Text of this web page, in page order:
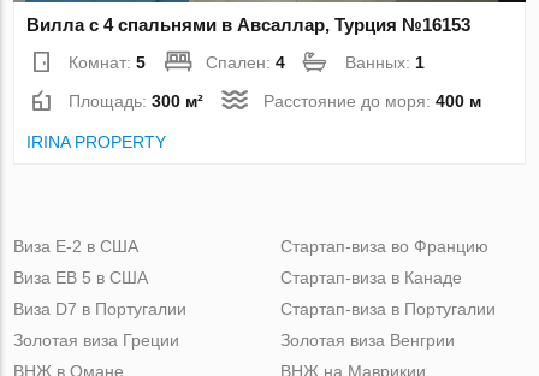
Вилла с 4 спальнями в Авсаллар, Турция №16153
Комнат:5 Спален:4 Ванных: 1
Площадь:300 м² Расстояние до моря:400 м
IRINA PROPERTY
Виза Е-2 в США
Виза ЕВ 5 в США
Виза D7 в Португалии
Золотая виза Греции
Стартап-виза во Францию
Стартап-виза в Канаде
Стартап-виза в Португалии
Золотая виза Венгрии
ВНЖ в Омане
ВНЖ на Маврикии